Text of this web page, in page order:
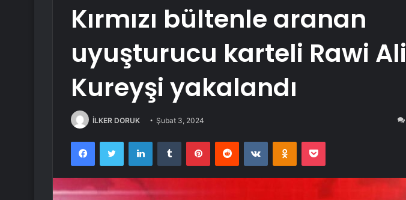
Kırmızı bültenle aranan
uyuşturucu karteli Rawi Ali
Kureyşi yakalandı
İLKER DORUK Şubat 3, 2024
FacebookTwitter LinkedInTumblr PinterestReddit VKontakteOdnoklassniki
Pocket